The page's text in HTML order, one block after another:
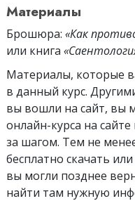
Материалы
Брошюра: «Как
или книга
Материалы, которые
в данный курс.
вы вошли на сайт, вы
онлайн-курса на
за шагом. Тем не
бесплатно скачать
вы могли позднее
найти там нужную